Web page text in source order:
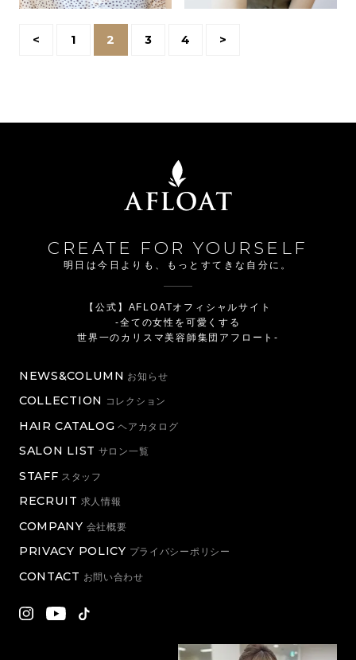
< 1 2 3 4 >
CREATE FOR YOURSELF
明日は今日よりも、もっとすてきな自分に。
【公式】AFLOATオフィシャルサイト
-全ての女性を可愛くする
世界一のカリスマ美容師集団アフロート-
NEWS&COLUMN お知らせ
COLLECTION コレクション
HAIR CATALOG ヘアカタログ
SALON LIST サロン一覧
STAFF スタッフ
RECRUIT 求人情報
COMPANY 会社概要
PRIVACY POLICY プライバシーポリシー
CONTACT お問い合わせ